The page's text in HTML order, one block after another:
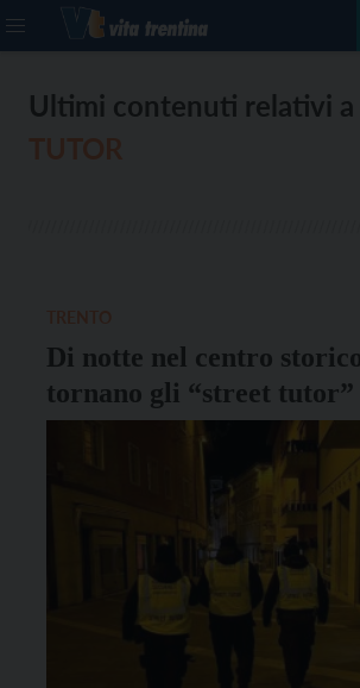
Ultimi contenuti relativi a
Di notte nel centro
tornano gli “street tutor”